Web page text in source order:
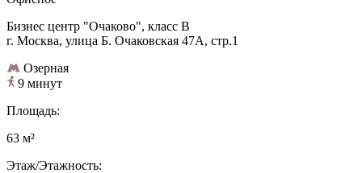
Бизнес центр "Очаково", класс B
г. Москва, улица Б. Очаковская 47А, стр.1
Озерная
9 минут
Площадь:
63 м²
Этаж/Этажность: